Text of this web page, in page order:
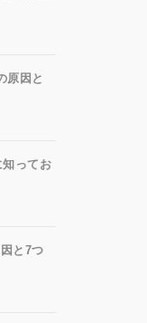
原因と
ってお
と7つ